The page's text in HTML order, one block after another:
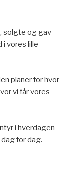
solgte og gav
vores lille
planer for hvor
vi får vores
i hverdagen
for dag.